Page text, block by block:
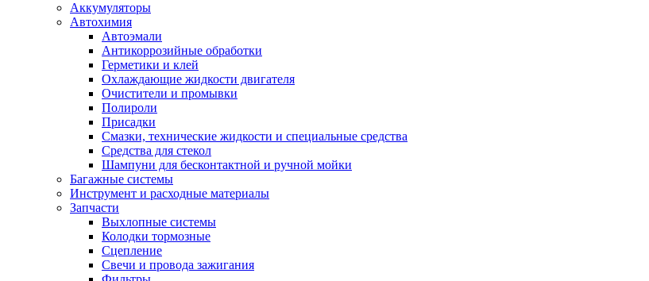
Аккумуляторы
Автохимия
Автоэмали
Антикоррозийные обработки
Герметики и клей
Охлаждающие жидкости двигателя
Очистители и промывки
Полироли
Присадки
Смазки, технические жидкости и специальные средства
Средства для стекол
Шампуни для бесконтактной и ручной мойки
Багажные системы
Инструмент и расходные материалы
Запчасти
Выхлопные системы
Колодки тормозные
Сцепление
Свечи и провода зажигания